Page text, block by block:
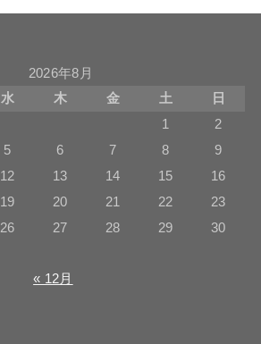
2026年8月
水 木 金 土
日
1
2
5 6 7 8
9
12 13 14 15
16
19 20 21 22
23
26 27 28 29
30
« 12月